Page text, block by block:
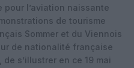
pour l’aviation naissante
de tourisme
Sommer et du Viennois
de nationalité française
de s’illustrer en ce 19 mai